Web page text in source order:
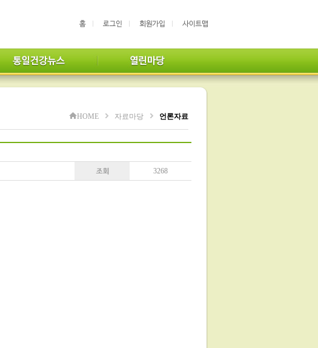
HOME 자료마당 언론자료
3268